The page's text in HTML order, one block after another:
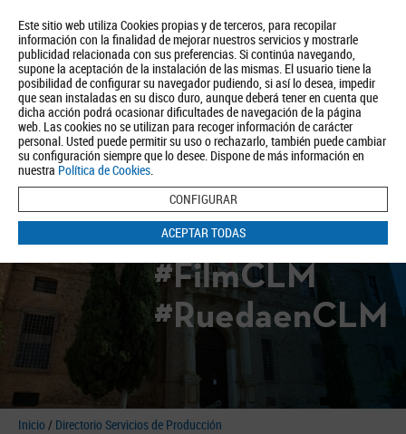
Este sitio web utiliza Cookies propias y de terceros, para recopilar
información con la finalidad de mejorar nuestros servicios y mostrarle
publicidad relacionada con sus preferencias. Si continúa navegando,
supone la aceptación de la instalación de las mismas. El usuario tiene la
posibilidad de configurar su navegador pudiendo, si así lo desea, impedir
que sean instaladas en su disco duro, aunque deberá tener en cuenta que
dicha acción podrá ocasionar dificultades de navegación de la página
web. Las cookies no se utilizan para recoger información de carácter
personal. Usted puede permitir su uso o rechazarlo, también puede cambiar
su configuración siempre que lo desee. Dispone de más información en
nuestra Política de Cookies.
CONFIGURAR
ACEPTAR TODAS
Quiénes somos Turismo Política de Privacidad Aviso Legal
Política de Cookies
BUSCAR
#FilmCLM
#RuedaenCLM
Inicio / Directorio Servicios de Producción